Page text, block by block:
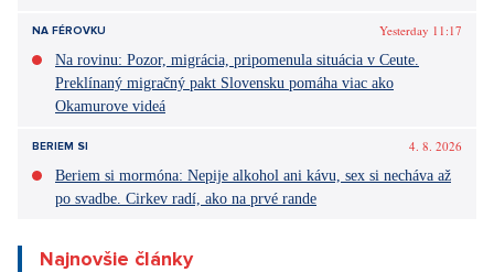
NA FÉROVKU
Yesterday 11:17
Na rovinu: Pozor, migrácia, pripomenula situácia v Ceute.
Preklínaný migračný pakt Slovensku pomáha viac ako
Okamurove videá
BERIEM SI
4. 8. 2026
Beriem si mormóna: Nepije alkohol ani kávu, sex si necháva až
po svadbe. Cirkev radí, ako na prvé rande
Najnovšie články